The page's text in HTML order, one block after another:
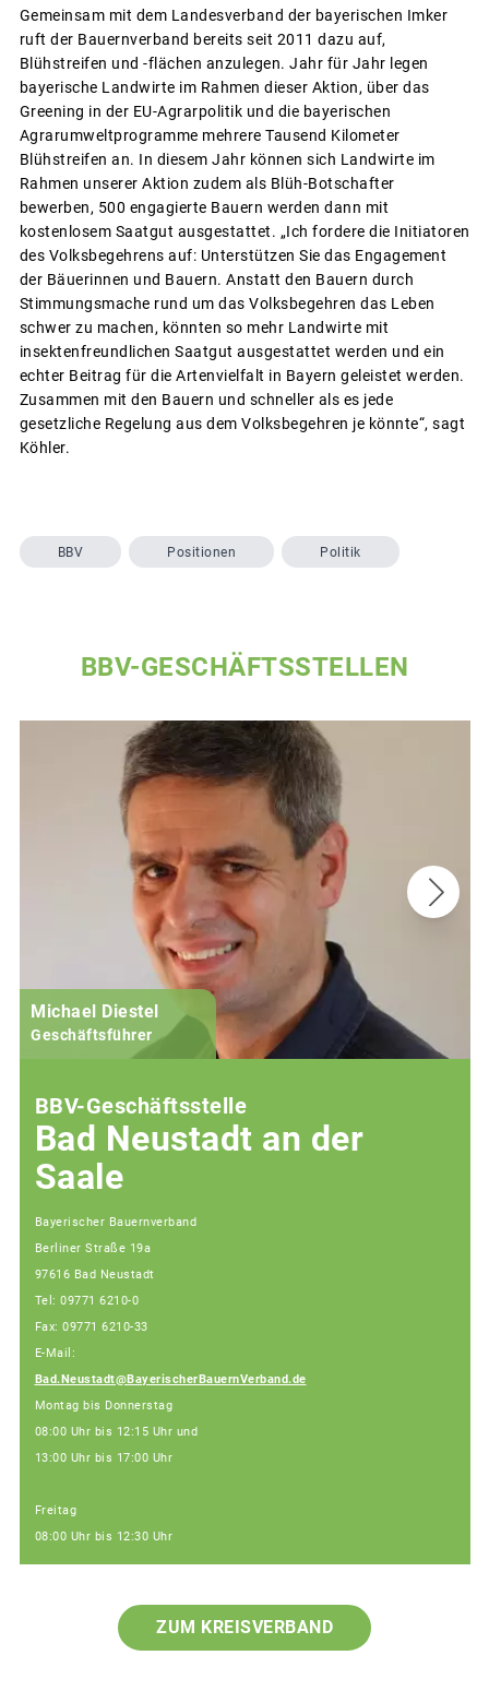
Gemeinsam mit dem Landesverband der bayerischen Imker
ruft der Bauernverband bereits seit 2011 dazu auf,
Blühstreifen und -flächen anzulegen. Jahr für Jahr legen
bayerische Landwirte im Rahmen dieser Aktion, über das
Greening in der EU-Agrarpolitik und die bayerischen
Agrarumweltprogramme mehrere Tausend Kilometer
Blühstreifen an. In diesem Jahr können sich Landwirte im
Rahmen unserer Aktion zudem als Blüh-Botschafter
bewerben, 500 engagierte Bauern werden dann mit
kostenlosem Saatgut ausgestattet. „Ich fordere die Initiatoren
des Volksbegehrens auf: Unterstützen Sie das Engagement
der Bäuerinnen und Bauern. Anstatt den Bauern durch
Stimmungsmache rund um das Volksbegehren das Leben
schwer zu machen, könnten so mehr Landwirte mit
insektenfreundlichen Saatgut ausgestattet werden und ein
echter Beitrag für die Artenvielfalt in Bayern geleistet werden.
Zusammen mit den Bauern und schneller als es jede
gesetzliche Regelung aus dem Volksbegehren je könnte“, sagt
Köhler.
BBV Positionen Politik
BBV-GESCHÄFTSSTELLEN
Michael Diestel
Geschäftsführer
BBV-Geschäftsstelle
Bad Neustadt an der
Saale
Bayerischer Bauernverband
Berliner Straße 19a
97616 Bad Neustadt
Tel: 09771 6210-0
Fax: 09771 6210-33
E-Mail:
Bad.Neustadt@BayerischerBauernVerband.de
Montag bis Donnerstag
08:00 Uhr bis 12:15 Uhr und
13:00 Uhr bis 17:00 Uhr
Freitag
08:00 Uhr bis 12:30 Uhr
ZUM KREISVERBAND